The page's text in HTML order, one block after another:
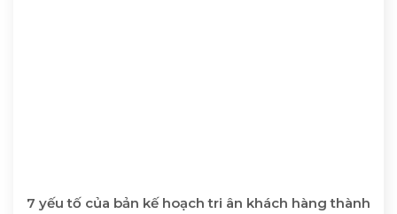
7 yếu tố của bản kế hoạch tri ân khách hàng thành